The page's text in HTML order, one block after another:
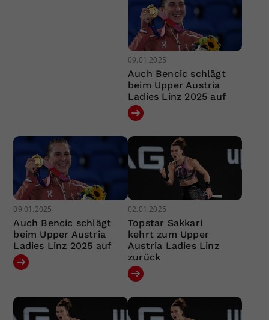
09.01.2025
Auch Bencic schlägt
beim Upper Austria
Ladies Linz 2025 auf
09.01.2025
Auch Bencic schlägt
beim Upper Austria
Ladies Linz 2025 auf
02.01.2025
Topstar Sakkari
kehrt zum Upper
Austria Ladies Linz
zurück